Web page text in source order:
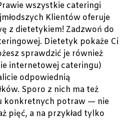
wszystkie cateringi
Klientów oferuje
z dietetykiem! Zadzwoń do
Dietetyk pokaże Ci
sprawdzić je również
internetowej cateringu)
odpowiednią
Sporo z nich ma też
konkretnych potraw — nie
pięć, a na przykład tylko